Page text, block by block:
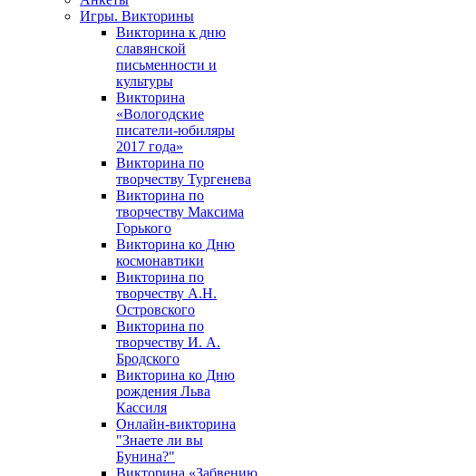
Игры. Викторины
Викторина к дню
славянской
письменности и
культуры
Викторина
«Вологодские
писатели-юбиляры
2017 года»
Викторина по
творчеству Тургенева
Викторина по
творчеству Максима
Горького
Викторина ко Дню
космонавтики
Викторина по
творчеству А.Н.
Островского
Викторина по
творчеству И. А.
Бродского
Викторина ко Дню
рождения Льва
Кассиля
Онлайн-викторина
"Знаете ли вы
Бунина?"
Викторина «Забвению